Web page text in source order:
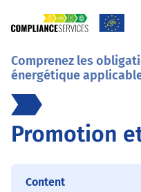
Comprenez les
énergétique
Promotion
Content